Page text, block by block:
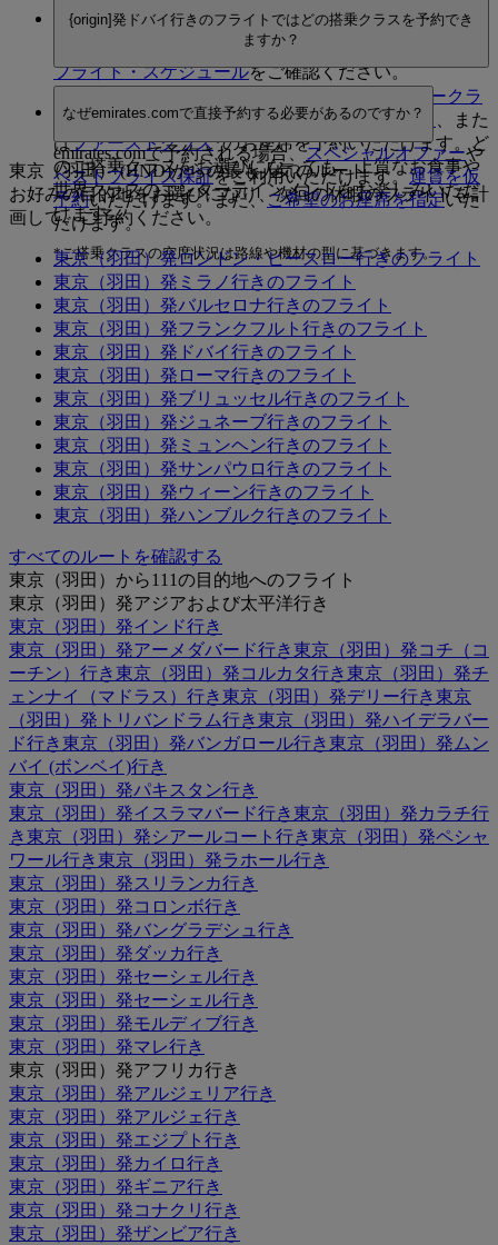
ールをご確認ください。
す。飛行時間は特定のフライト、曜日またはシーズン
により異なる場合があるため、ご旅行をご計画の際は
フライト・スケジュールをご確認ください。
{origin]発ドバイ行きのフライトではどの搭乗クラスを予約でき
ますか？
エコノミークラ
ス、プレミアム・エコノミー*、ビジネスクラス
、また
はファーストクラス*のお座席を予約いただけます。ど
のご搭乗クラスをお選びになっても、上質なお食事や
世界クラスのエンターテインメントをお楽しみいただ
けます。
*ご搭乗クラスの空席状況は路線や機材の型に基づきます。
なぜemirates.comで直接予約する必要があるのですか？
emirates.comで予約される場合、スペシャルオファーや
ベストプライス保証をご利用いただけます。運賃を仮
予約いただけます。また、 ご希望のお座席を指定いた
だけます。
東京（羽田） (HND)からの最も人気のルート
お好みの目的地をお選びになり、次回の休暇のフライトを計
画して、ご予約ください。
東京（羽田）発ロンドン・ヒースロー行きのフライト
東京（羽田）発ミラノ行きのフライト
東京（羽田）発バルセロナ行きのフライト
東京（羽田）発フランクフルト行きのフライト
東京（羽田）発ドバイ行きのフライト
東京（羽田）発ローマ行きのフライト
東京（羽田）発ブリュッセル行きのフライト
東京（羽田）発ジュネーブ行きのフライト
東京（羽田）発ミュンヘン行きのフライト
東京（羽田）発サンパウロ行きのフライト
東京（羽田）発ウィーン行きのフライト
東京（羽田）発ハンブルク行きのフライト
すべてのルートを確認する
東京（羽田）から111の目的地へのフライト
東京（羽田）発アジアおよび太平洋行き
東京（羽田）発インド行き
東京（羽田）発アーメダバード行き東京（羽田）発コチ（コ
ーチン）行き東京（羽田）発コルカタ行き東京（羽田）発チ
ェンナイ（マドラス）行き東京（羽田）発デリー行き東京
（羽田）発トリバンドラム行き東京（羽田）発ハイデラバー
ド行き東京（羽田）発バンガロール行き東京（羽田）発ムン
バイ (ボンベイ)行き
東京（羽田）発パキスタン行き
東京（羽田）発イスラマバード行き東京（羽田）発カラチ行
き東京（羽田）発シアールコート行き東京（羽田）発ペシャ
ワール行き東京（羽田）発ラホール行き
東京（羽田）発スリランカ行き
東京（羽田）発コロンボ行き
東京（羽田）発バングラデシュ行き
東京（羽田）発ダッカ行き
東京（羽田）発セーシェル行き
東京（羽田）発セーシェル行き
東京（羽田）発モルディブ行き
東京（羽田）発マレ行き
東京（羽田）発アフリカ行き
東京（羽田）発アルジェリア行き
東京（羽田）発アルジェ行き
東京（羽田）発エジプト行き
東京（羽田）発カイロ行き
東京（羽田）発ギニア行き
東京（羽田）発コナクリ行き
東京（羽田）発ザンビア行き